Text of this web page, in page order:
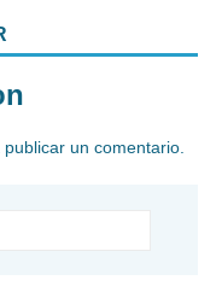
publicar un comentario.